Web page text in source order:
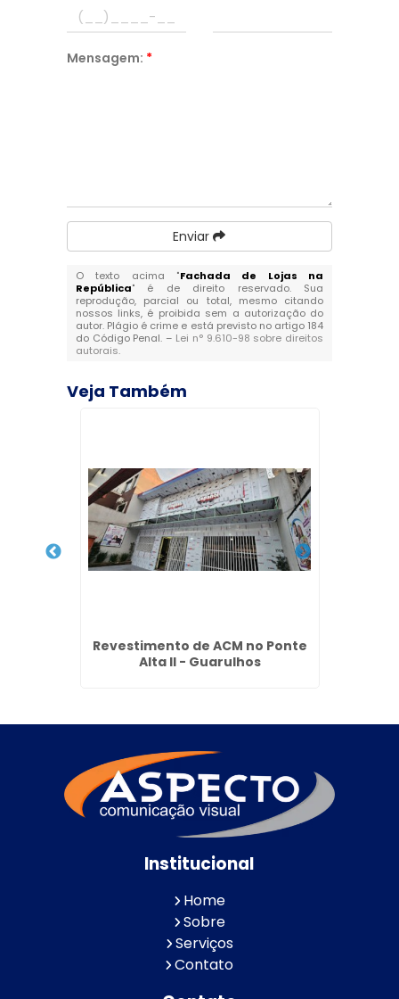
Mensagem: *
Enviar
O texto acima "Fachada de Lojas na
República" é de direito reservado. Sua
reprodução, parcial ou total, mesmo citando
nossos links, é proibida sem a autorização do
autor. Plágio é crime e está previsto no artigo 184
do Código Penal. – Lei n° 9.610-98 sobre direitos
autorais.
Veja Também
Revestimento de ACM no Ponte
Alta II - Guarulhos
Institucional
Home
Sobre
Serviços
Contato